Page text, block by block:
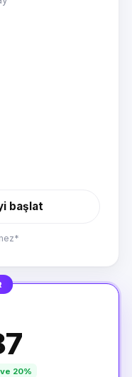
başlat
20%